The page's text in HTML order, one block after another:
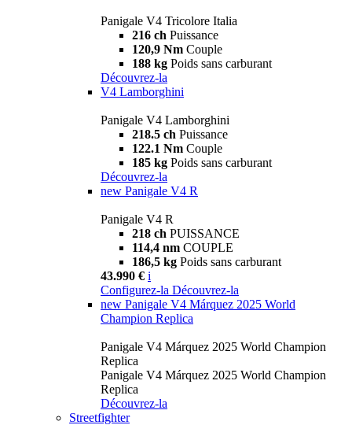
Panigale V4 Tricolore Italia
216 ch Puissance
120,9 Nm Couple
188 kg Poids sans carburant
Découvrez-la
V4 Lamborghini
Panigale V4 Lamborghini
218.5 ch Puissance
122.1 Nm Couple
185 kg Poids sans carburant
Découvrez-la
new Panigale V4 R
Panigale V4 R
218 ch PUISSANCE
114,4 nm COUPLE
186,5 kg Poids sans carburant
43.990 € i
Configurez-la Découvrez-la
new Panigale V4 Márquez 2025 World
Champion Replica
Panigale V4 Márquez 2025 World Champion
Replica
Panigale V4 Márquez 2025 World Champion
Replica
Découvrez-la
Streetfighter